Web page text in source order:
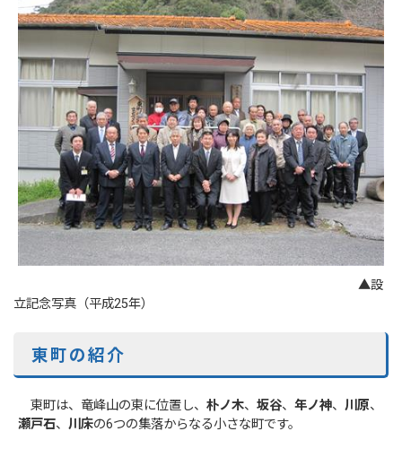
▲設
立記念写真（平成25年）
東町の紹介
東町は、竜峰山の東に位置し、朴ノ木、坂谷、年ノ神、川原、
瀬戸石、川床の6つの集落からなる小さな町です。